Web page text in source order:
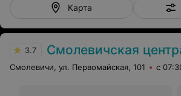
Карта
3.7 Смолевичская центральная районная
Смолевичи, ул. Первомайская, 101 с